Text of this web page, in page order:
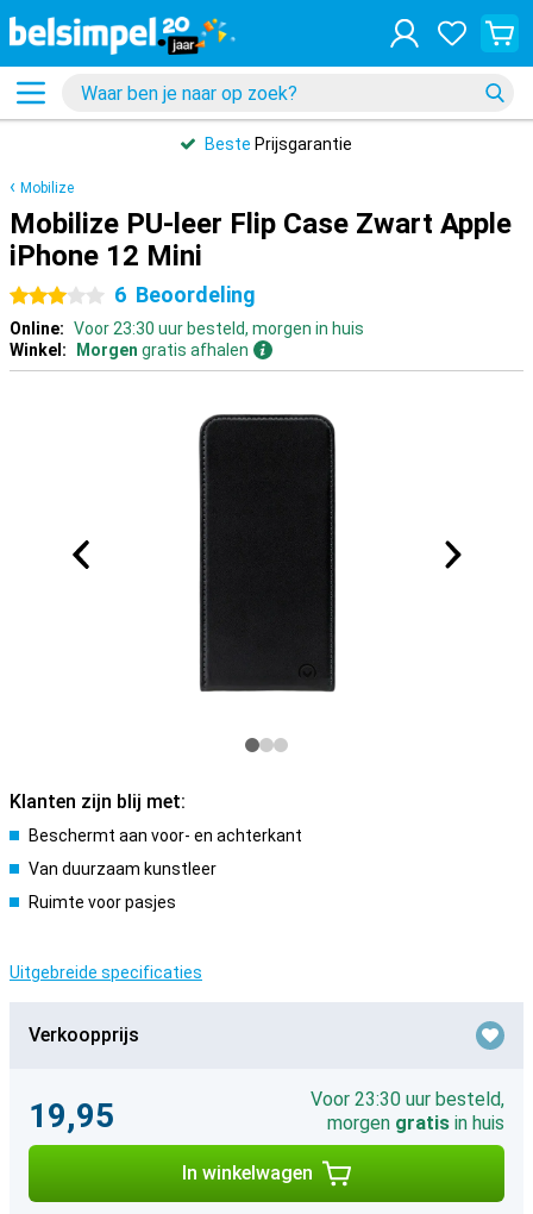
Beste Prijsgarantie
Mobilize
Mobilize PU-leer Flip Case Zwart Apple
iPhone 12 Mini
3 sterren
6 Beoordeling
Online: Voor 23:30 uur besteld, morgen in huis
Winkel:
Morgen gratis afhalen
Klanten zijn blij met:
Beschermt aan voor- en achterkant
Van duurzaam kunstleer
Ruimte voor pasjes
Uitgebreide specificaties
Verkoopprijs
19,95
Voor 23:30 uur besteld,
morgen gratis in huis
In winkelwagen